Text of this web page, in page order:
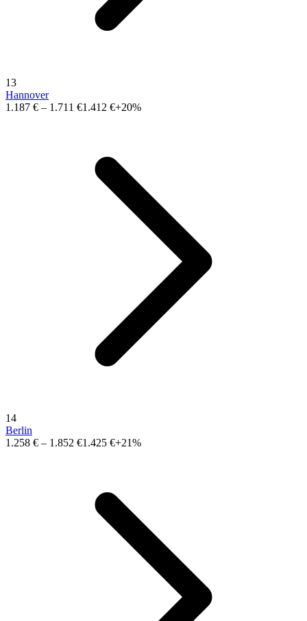
13
Hannover
1.187 € – 1.711 €1.412 €+20%
14
Berlin
1.258 € – 1.852 €1.425 €+21%